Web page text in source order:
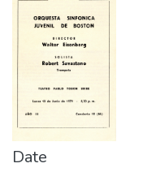
Date